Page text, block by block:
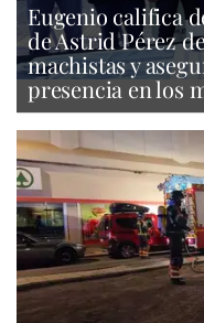
Eugenio califica
de Astrid Pérez
machistas y
presencia en los